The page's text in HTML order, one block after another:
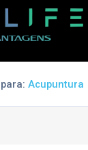
Acupuntura